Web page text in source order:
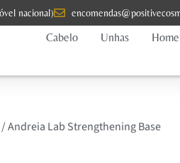
nacional)
Cabelo
Unhas
/ Andreia Lab Strengthening Base